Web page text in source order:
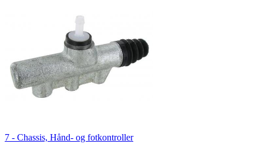
7 - Chassis, Hånd- og fotkontroller